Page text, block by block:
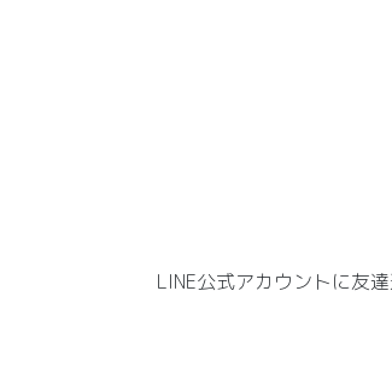
LINE公式アカウントに友